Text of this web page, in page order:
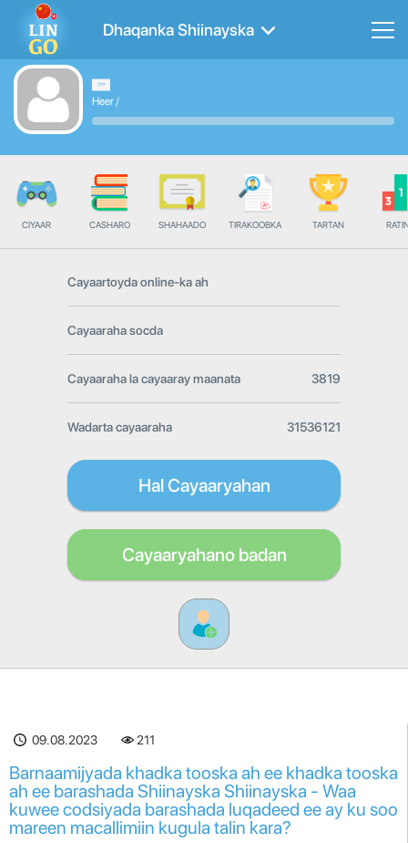
Dhaqanka Shiinayska
Heer/
CIYAAR CASHARO SHAHAADO TIRAKOOBKA TARTAN
Cayaartoyda online-ka ah
Cayaaraha socda
Cayaaraha la cayaaray maanata 3819
Wadarta cayaaraha 31536121
Hal Cayaaryahan
Cayaaryahano badan
09.08.2023 211
Barnaamijyada khadka tooska ah ee khadka tooska
ah ee barashada Shiinayska Shiinayska - Waa
kuwee codsiyada barashada luqadeed ee ay ku soo
mareen macallimiin kugula talin kara?